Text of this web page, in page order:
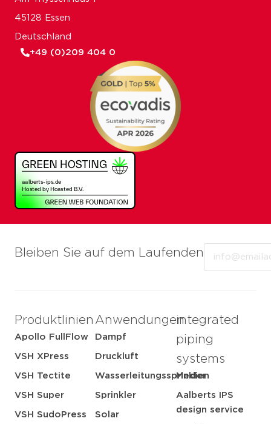
Bleiben Sie auf dem Laufenden
Produktlinien
Apollo FullFlow
VSH XPress
VSH Tectite
VSH Super
VSH SudoPress
Anwendungen
Dampf
Druckluft
Wasserleitungssprinkler
Sprinkler
Solar
integrated
piping
systems
Medien
Aalberts IPS
design service
45128 Essen
Deutschland
+49 (0)209 404 0